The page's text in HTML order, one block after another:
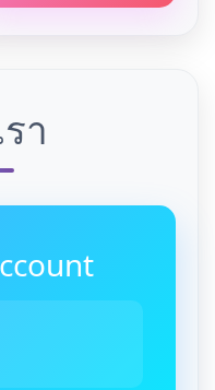
า